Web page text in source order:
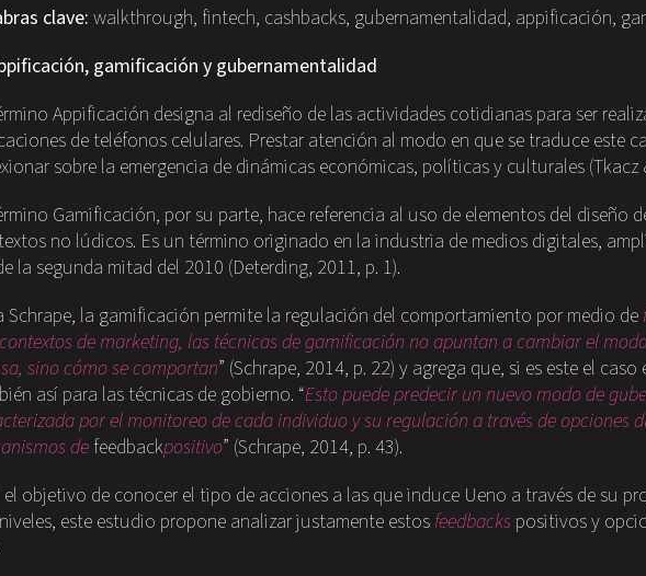
clave: walkthrough, fintech, cashbacks, gubernamentalidad, appificación,
gamificación y gubernamentalidad
Appificación designa al rediseño de las actividades cotidianas para ser
de teléfonos celulares. Prestar atención al modo en que se traduce este
sobre la emergencia de dinámicas económicas, políticas y culturales (Tkacz
Gamificación, por su parte, hace referencia al uso de elementos del diseño
no lúdicos. Es un término originado en la industria de medios digitales,
la segunda mitad del 2010 (Deterding, 2011, p. 1).
Schrape, la gamificación permite la regulación del comportamiento por medio de
de marketing, las técnicas de gamificación no apuntan a cambiar el
sino cómo se comportan” (Schrape, 2014, p. 22) y agrega que, si es este el
así para las técnicas de gobierno. “Esto puede predecir un nuevo modo de
por el monitoreo de cada individuo y su regulación a través de opciones
de feedbackpositivo” (Schrape, 2014, p. 43).
el objetivo de conocer el tipo de acciones a las que induce Ueno a través de su
este estudio propone analizar justamente estosfeedbacks positivos y